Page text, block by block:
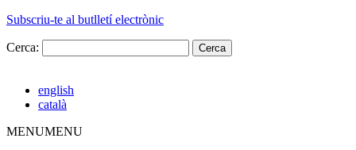
Subscriu-te al butlletí electrònic
Cerca:
english
català
MENUMENU